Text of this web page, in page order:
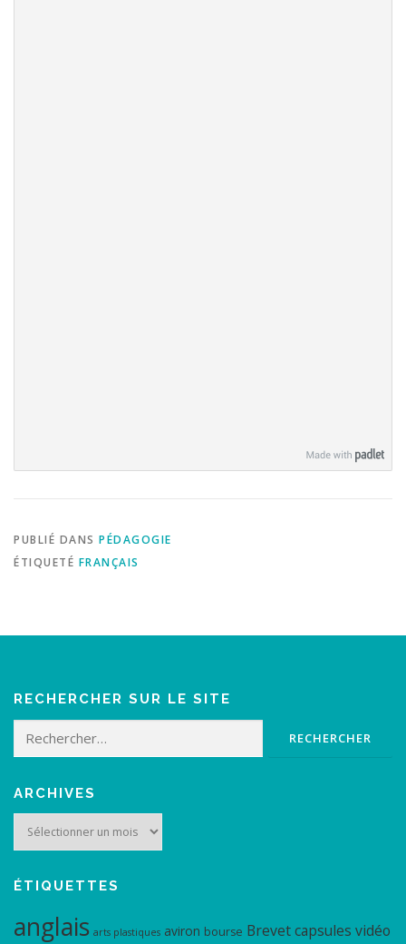
PUBLIÉ DANS PÉDAGOGIE
ÉTIQUETÉ FRANÇAIS
RECHERCHER SUR LE SITE
Rechercher :
ARCHIVES
Archives
ÉTIQUETTES
anglais arts plastiques aviron bourse Brevetcapsules vidéo